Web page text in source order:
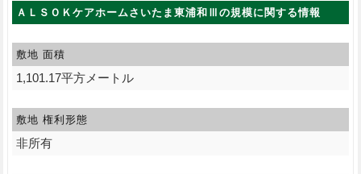
ＡＬＳＯＫケアホームさいたま東浦和Ⅲの規模に関する情報
敷地 面積
1,101.17平方メートル
敷地 権利形態
非所有